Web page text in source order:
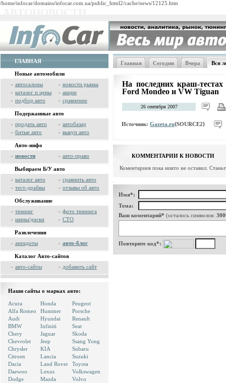
/home/infocar/domains/infocar.com.ua/public_html2/cache/news/12125.htm
ГЛАВНАЯ
Новые автомобили
» автосалоны » новости рынка
» каталог и цены » акции
» подбор авто » сравнение
Подержанные авто
» продать авто » автобазар
» битые авто » выкуп авто
Авто-инфо
» новости » авто-право
Выбираем Б/У авто
» каталог авто » сравнить авто
» тест-драйвы » отзывы об авто
Обслуживание
» тюнинг » фото тюнинга
» шины/диски » СТО
Развлечения
» анекдоты » авто-блог
Каталог Авто-сайтов
» авто-сайты » добавить сайт
Наши сайты о марках авто:
Acura
Alfa Romeo
Audi
BMW
Chery
Chevrolet
Chrysler
Citroen
Dacia
Daewoo
Dodge
Honda
Hummer
Hyundai
Infiniti
Jaguar
Jeep
KIA
Lancia
Land Rover
Lexus
Mazda
Peugeot
Porsche
Renault
Seat
Skoda
Ssang Yong
Subaru
Suzuki
Toyota
Volkswagen
Volvo
Главная Сегодня Вчера Вся
На последних краш-
Ford Mondeo и VW Tiguan
26 сентября 2007
Источник: Gazeta.ru{SOURCE2}
КОММЕНТАРИИ К НОВОСТИ
Коментариев пока никто не оставил.
Имя*:
Тема:
Ваш коментарий* (осталось символов:
Повторите код*: